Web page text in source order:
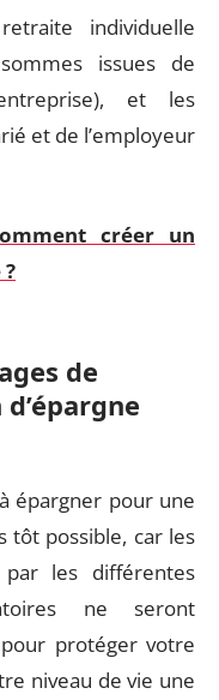
individuelle
issues de
et les
et de l’employeur
créer un
de
épargner pour une
tôt possible, car les
les différentes
ne seront
protéger votre
niveau de vie une